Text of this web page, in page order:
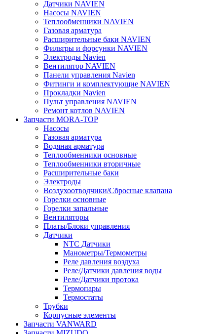
Датчики NAVIEN
Насосы NAVIEN
Теплообменники NAVIEN
Газовая арматура
Расширительные баки NAVIEN
Фильтры и форсунки NAVIEN
Электроды Navien
Вентилятор NAVIEN
Панели управления Navien
Фитинги и комплектующие NAVIEN
Прокладки Navien
Пульт управления NAVIEN
Ремонт котлов NAVIEN
Запчасти MORA-TOP
Насосы
Газовая арматура
Водяная арматура
Теплообменники основные
Теплообменники вторичные
Расширительные баки
Электроды
Воздухоотводчики/Сбросные клапана
Горелки основные
Горелки запальные
Вентиляторы
Платы/Блоки управления
Датчики
NTC Датчики
Манометры/Термометры
Реле давления воздуха
Реле/Датчики давления воды
Реле/Датчики протока
Термопары
Термостаты
Трубки
Корпусные элементы
Запчасти VANWARD